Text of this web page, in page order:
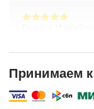
городе,
доставка.
Принимаем к